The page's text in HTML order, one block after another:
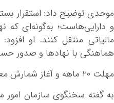
موحدی توضیح داد: استقرار
و دارایی‌هاست؛ به‌گونه‌ای که
مالیاتی منتقل کنند. او
هماهنگی با نهادها و صدور
مهلت ۲۰ ماهه و آغاز شمارش معکوس